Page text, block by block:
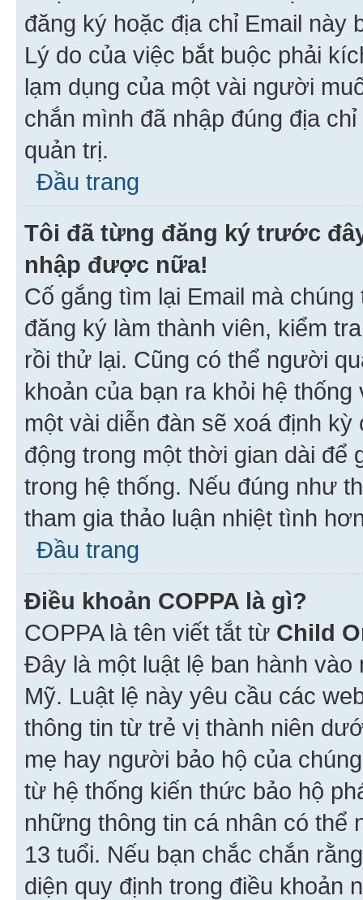
đăng ký hoặc địa chỉ Email này
Lý do của việc bắt buộc phải
lạm dụng của một vài người
chắn mình đã nhập đúng địa
quản trị.
Đầu trang
Tôi đã từng đăng ký trước
nhập được nữa!
Cố gắng tìm lại Email mà
đăng ký làm thành viên, kiểm
rồi thử lại. Cũng có thể người
khoản của bạn ra khỏi hệ
một vài diễn đàn sẽ xoá định
động trong một thời gian dài
trong hệ thống. Nếu đúng như
tham gia thảo luận nhiệt tình
Đầu trang
Điều khoản COPPA là gì?
COPPA là tên viết tắt từ Child
Đây là một luật lệ ban hành
Mỹ. Luật lệ này yêu cầu các
thông tin từ trẻ vị thành niên
mẹ hay người bảo hộ của
từ hệ thống kiến thức bảo hộ
những thông tin cá nhân có thể
13 tuổi. Nếu bạn chắc chắn
diện quy định trong điều khoản